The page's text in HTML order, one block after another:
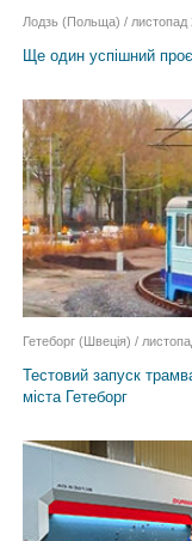
Ще один успішний
Лодзь (Польща) / листопад
Тестовий запуск
міста Гетеборг
Гетеборг (Швеція) /